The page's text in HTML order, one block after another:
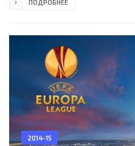
Швейцария), Сандро Поцци
Теландер, Каспер Рисгор,
Фредериксен, 87), Расмус
ПОДРОБНЕЕ
2014-15